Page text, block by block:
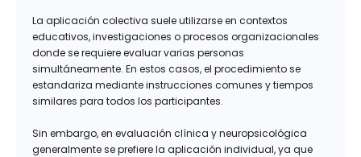
La aplicación colectiva suele utilizarse en contextos
educativos, investigaciones o procesos organizacionales
donde se requiere evaluar varias personas
simultáneamente. En estos casos, el procedimiento se
estandariza mediante instrucciones comunes y tiempos
similares para todos los participantes.
Sin embargo, en evaluación clínica y neuropsicológica
generalmente se prefiere la aplicación individual, ya que